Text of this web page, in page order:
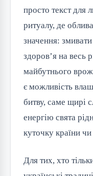
просто текст для
ритуалу, де
значення:
здоров’я на весь
майбутнього
є можливість
битву, саме щирі
енергію свята
куточку країни
Для тих, хто